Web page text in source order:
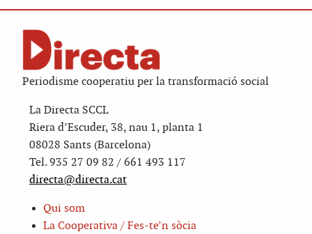
Periodisme cooperatiu per la transformació social
La Directa SCCL
Riera d’Escuder, 38, nau 1, planta 1
08028 Sants (Barcelona)
Tel. 935 27 09 82 / 661 493 117
directa@directa.cat
Qui som
La Cooperativa / Fes-te’n sòcia